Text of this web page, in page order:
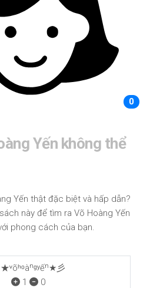
0
Yến không thể
Yến thật đặc biệt và hấp dẫn?
này để tìm ra Võ Hoàng Yến
phong cách của bạn.
★ᵛõʰᵒàⁿᵍʸếⁿ★彡
1
0